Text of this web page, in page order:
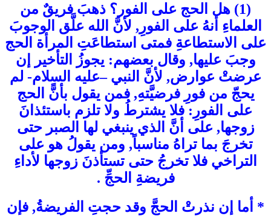
(1) هل الحج على الفور؟ ذهبَ فريقٌ من
العلماءِ أنهُ على الفورِ, لأنَّ الله علَّق الوجوبَ
على الاستطاعةِ فمتى استطاعَتِ المرأة الحج
وجبَ عليها, وقال بعضهم: يجوزُ التأخير إن
عرضتْ عوارض, لأنَّ النبي –عليه السلام- لم
يحجّ من فورِ فرضيَّتهِ, فمن يقول بأنًّ الحج
على الفورِ: فلا يشترطُ ولا تلزم باستئذانَ
زوجها, على أنَّ الذي ينبغي لها الصبر حتى
تخرجَ بما تراهُ مناسباً, ومن يقولُ هو على
التراخي فلا تخرجُ حتى تستأذنَ زوجها لأداءِ
فريضةِ الحجِّ .
* أما إن نذرتْ الحجَّ وقد حجتِ الفريضةُ, فإن